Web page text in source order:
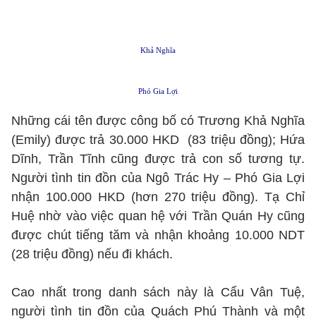
Khả Nghĩa
Phó Gia Lợi
Những cái tên được công bố có Trương Khả Nghĩa
(Emily) được trả 30.000 HKD (83 triệu đồng); Hứa
Dĩnh, Trần Tĩnh cũng được trả con số tương tự.
Người tình tin đồn của Ngô Trác Hy – Phó Gia Lợi
nhận 100.000 HKD (hơn 270 triệu đồng). Tạ Chỉ
Huệ nhờ vào việc quan hệ với Trần Quán Hy cũng
được chút tiếng tăm và nhận khoảng 10.000 NDT
(28 triệu đồng) nếu đi khách.
Cao nhất trong danh sách này là Cẩu Vân Tuệ,
người tình tin đồn của Quách Phú Thành và một